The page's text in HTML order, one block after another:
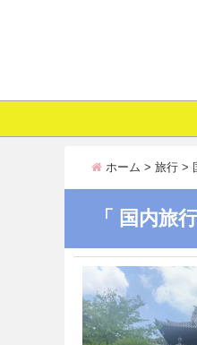
ホーム > 旅行 >
「 国内旅